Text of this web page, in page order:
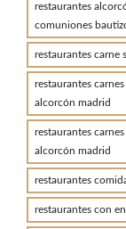
restaurantes
comuniones
restaurantes carne
restaurantes
alcorcón madrid
restaurantes
alcorcón madrid
restaurantes
restaurantes con